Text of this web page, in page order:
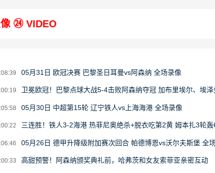
㉔ VIDEO
05月31日 欧冠决赛 巴黎圣日耳曼vs阿森纳 全场录像
卫冕欧冠！巴黎点球大战5-4击败阿森纳夺冠 加布里埃尔、埃泽
05月30日 中超第15轮 辽宁铁人vs上海海港 全场录像
三连胜！铁人3-2海港 热菲尼奥绝杀+脱衣吃第2黄 姆本扎3轮轰
05月26日 德甲升降级附加赛次回合 帕德博恩vs沃尔夫斯堡 全
高甜预警！阿森纳颁奖典礼前，哈弗茨和女友索菲亚亲密互动